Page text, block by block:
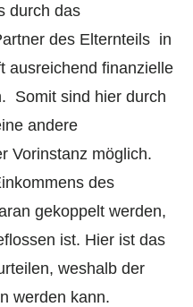
durch das
des Elternteils in
ausreichend finanzielle
Somit sind hier durch
andere
Vorinstanz möglich.
des
gekoppelt werden,
ist. Hier ist das
weshalb der
werden kann.